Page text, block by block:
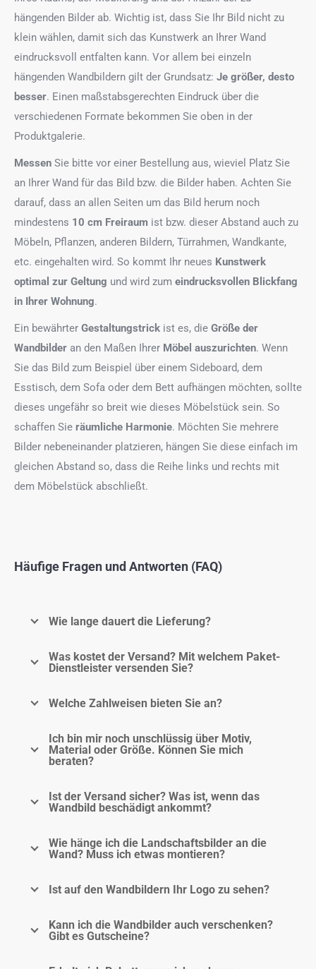
hängenden Bilder ab. Wichtig ist, dass Sie Ihr Bild nicht zu
klein wählen, damit sich das Kunstwerk an Ihrer Wand
eindrucksvoll entfalten kann. Vor allem bei einzeln
hängenden Wandbildern gilt der Grundsatz: Je größer, desto
besser. Einen maßstabsgerechten Eindruck über die
verschiedenen Formate bekommen Sie oben in der
Produktgalerie.
Messen Sie bitte vor einer Bestellung aus, wieviel Platz Sie
an Ihrer Wand für das Bild bzw. die Bilder haben. Achten Sie
darauf, dass an allen Seiten um das Bild herum noch
mindestens 10 cm Freiraum ist bzw. dieser Abstand auch zu
Möbeln, Pflanzen, anderen Bildern, Türrahmen, Wandkante,
etc. eingehalten wird. So kommt Ihr neues Kunstwerk
optimal zur Geltung und wird zum eindrucksvollen Blickfang
in Ihrer Wohnung.
Ein bewährter Gestaltungstrick ist es, die Größe der
Wandbilder an den Maßen Ihrer Möbel auszurichten. Wenn
Sie das Bild zum Beispiel über einem Sideboard, dem
Esstisch, dem Sofa oder dem Bett aufhängen möchten, sollte
dieses ungefähr so breit wie dieses Möbelstück sein. So
schaffen Sie räumliche Harmonie. Möchten Sie mehrere
Bilder nebeneinander platzieren, hängen Sie diese einfach im
gleichen Abstand so, dass die Reihe links und rechts mit
dem Möbelstück abschließt.
Häufige Fragen und Antworten (FAQ)
Wie lange dauert die Lieferung?
Was kostet der Versand? Mit welchem Paket-
Dienstleister versenden Sie?
Welche Zahlweisen bieten Sie an?
Ich bin mir noch unschlüssig über Motiv,
Material oder Größe. Können Sie mich
beraten?
Ist der Versand sicher? Was ist, wenn das
Wandbild beschädigt ankommt?
Wie hänge ich die Landschaftsbilder an die
Wand? Muss ich etwas montieren?
Ist auf den Wandbildern Ihr Logo zu sehen?
Kann ich die Wandbilder auch verschenken?
Gibt es Gutscheine?